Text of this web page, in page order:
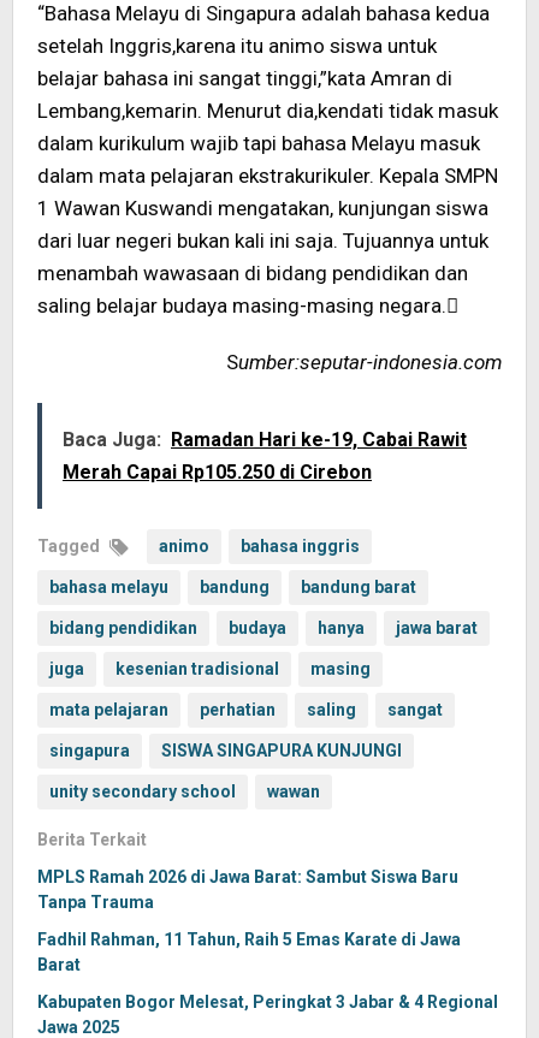
“Bahasa Melayu di Singapura adalah bahasa kedua
setelah Inggris,karena itu animo siswa untuk
belajar bahasa ini sangat tinggi,”kata Amran di
Lembang,kemarin. Menurut dia,kendati tidak masuk
dalam kurikulum wajib tapi bahasa Melayu masuk
dalam mata pelajaran ekstrakurikuler. Kepala SMPN
1 Wawan Kuswandi mengatakan, kunjungan siswa
dari luar negeri bukan kali ini saja. Tujuannya untuk
menambah wawasaan di bidang pendidikan dan
saling belajar budaya masing-masing negara.
Sumber:seputar-indonesia.com
Baca Juga: Ramadan Hari ke-19, Cabai Rawit
Merah Capai Rp105.250 di Cirebon
Tagged animo bahasa inggris
bahasa melayu bandung bandung barat
bidang pendidikan budaya hanya jawa barat
juga kesenian tradisional masing
mata pelajaran perhatian saling sangat
singapura SISWA SINGAPURA KUNJUNGI
unity secondary school wawan
Berita Terkait
MPLS Ramah 2026 di Jawa Barat: Sambut Siswa Baru
Tanpa Trauma
Fadhil Rahman, 11 Tahun, Raih 5 Emas Karate di Jawa
Barat
Kabupaten Bogor Melesat, Peringkat 3 Jabar & 4 Regional
Jawa 2025